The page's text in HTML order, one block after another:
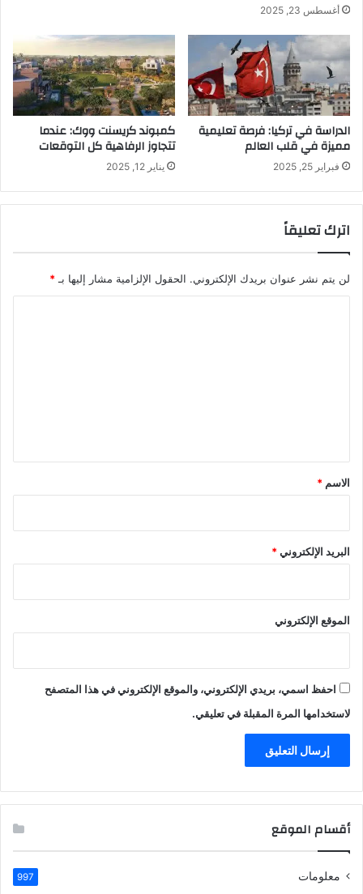
أغسطس 23, 2025
الدراسة في تركيا: فرصة تعليمية
مميزة في قلب العالم
فبراير 25, 2025
كمبوند كريسنت ووك: عندما
تتجاوز الرفاهية كل التوقعات
يناير 12, 2025
اترك تعليقاً
لن يتم نشر عنوان بريدك الإلكتروني. الحقول الإلزامية مشار إليها بـ *
*
الاسم *
البريد الإلكتروني*
الموقع الإلكتروني
احفظ اسمي، بريدي الإلكتروني، والموقع الإلكتروني في هذا المتصفح
لاستخدامها المرة المقبلة في تعليقي.
أقسام الموقع
معلومات 997